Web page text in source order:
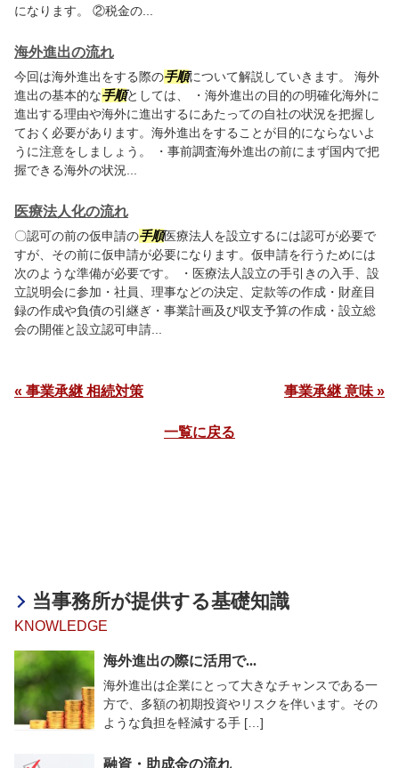
になります。 ②税金の...
海外進出の流れ
今回は海外進出をする際の手順について解説していきます。 海外
進出の基本的な手順としては、 ・海外進出の目的の明確化海外に
進出する理由や海外に進出するにあたっての自社の状況を把握し
ておく必要があります。海外進出をすることが目的にならないよ
うに注意をしましょう。 ・事前調査海外進出の前にまず国内で把
握できる海外の状況...
医療法人化の流れ
〇認可の前の仮申請の手順医療法人を設立するには認可が必要で
すが、その前に仮申請が必要になります。仮申請を行うためには
次のような準備が必要です。 ・医療法人設立の手引きの入手、設
立説明会に参加・社員、理事などの決定、定款等の作成・財産目
録の作成や負債の引継ぎ・事業計画及び収支予算の作成・設立総
会の開催と設立認可申請...
« 事業承継 相続対策 事業承継 意味 »
一覧に戻る
当事務所が提供する基礎知識
KNOWLEDGE
海外進出の際に活用で...
海外進出は企業にとって大きなチャンスである一
方で、多額の初期投資やリスクを伴います。その
ような負担を軽減する手 […]
融資・助成金の流れ